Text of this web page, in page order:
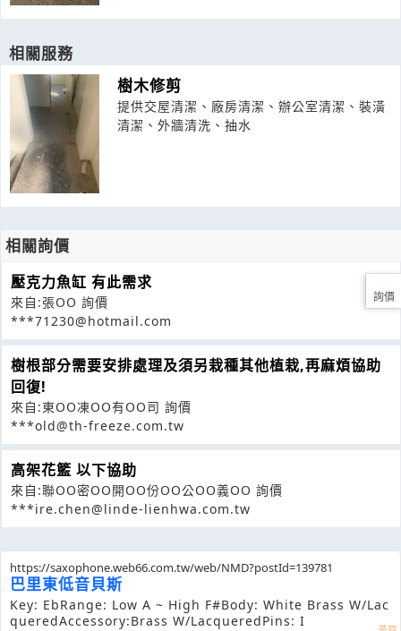
相關服務
樹木修剪
提供交屋清潔、廠房清潔、辦公室清潔、裝潢
清潔、外牆清洗、抽水
相關詢價
壓克力魚缸 有此需求
來自:張OO 詢價
***71230@hotmail.com
樹根部分需要安排處理及須另栽種其他植栽,再麻煩協助
回復!
來自:東OO凍OO有OO司 詢價
***old@th-freeze.com.tw
高架花籃 以下協助
來自:聯OO密OO開OO份OO公OO義OO 詢價
***ire.chen@linde-lienhwa.com.tw
https://saxophone.web66.com.tw/web/NMD?postId=139781
巴里東低音貝斯
Key: Eb Range: Low A ~ High F# Body: White Brass W/Lac
quered Accessory:Brass W/Lacquered Pins: I
詢價